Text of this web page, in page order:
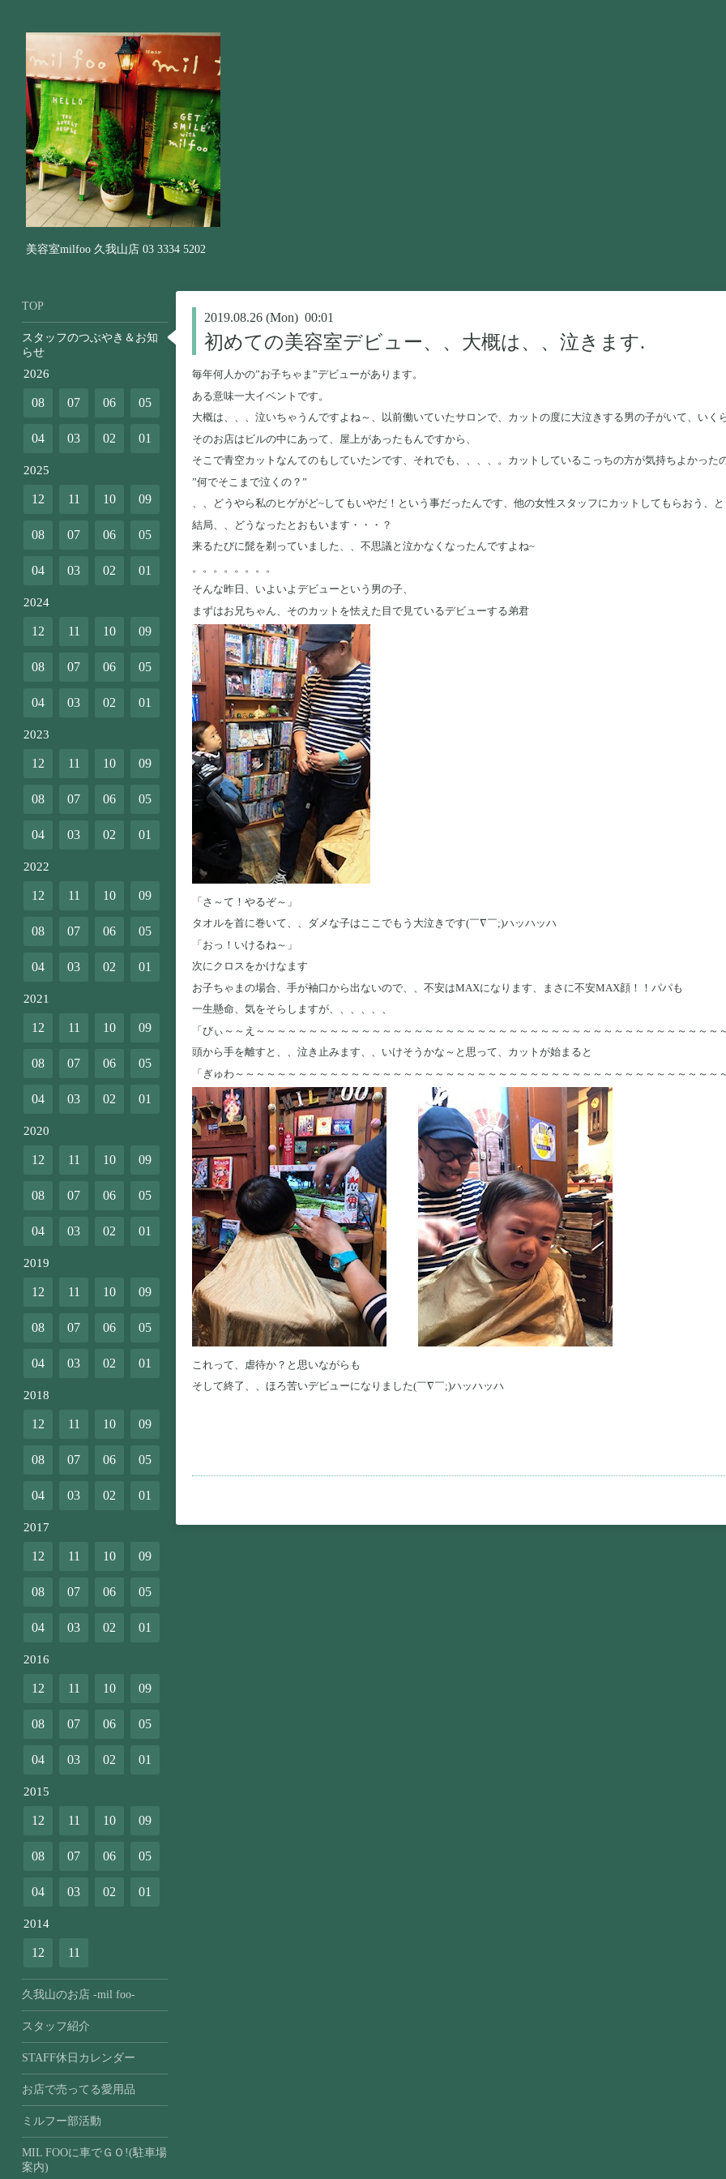
美容室milfoo 久我山店 03 3334 5202
2019.08.26 (Mon) 00:01
初めての美容室デビュー、、大概は、、泣きます.
毎年何人かの”お子ちゃま”デビューがあります。
ある意味一大イベントです。
大概は、、、泣いちゃうんですよね～、以前働いていたサロンで、カットの度に大泣きする男の子がいて、いく
そのお店はビルの中にあって、屋上があったもんですから、
そこで青空カットなんてのもしていたンです、それでも、、、、。カットしているこっちの方が気持ちよかった
”何でそこまで泣くの？”
、、どうやら私のヒゲがど~してもいやだ！という事だったんです、他の女性スタッフにカットしてもらおう、
結局、、どうなったとおもいます・・・？
来るたびに髭を剃っていました、、不思議と泣かなくなったんですよね~
。。。。。。。。
そんな昨日、いよいよデビューという男の子、
まずはお兄ちゃん、そのカットを怯えた目で見ているデビューする弟君
「さ～て！やるぞ～」
タオルを首に巻いて、、ダメな子はここでもう大泣きです(￣∇￣;)ハッハッハ
「おっ！いけるね～」
次にクロスをかけなます
お子ちゃまの場合、手が袖口から出ないので、、不安はMAXになります、まさに不安MAX顔！！パパも
一生懸命、気をそらしますが、、、、、、
「びぃ～～え～～～～～～～～～～～～～～～～～～～～～～～～～～～～～～～～～～～～～～～～～～～～
頭から手を離すと、、泣き止みます、、いけそうかな～と思って、カットが始まると
「ぎゅわ～～～～～～～～～～～～～～～～～～～～～～～～～～～～～～～～～～～～～～～～～～～～～～
これって、虐待か？と思いながらも
そして終了、、ほろ苦いデビューになりました(￣∇￣;)ハッハッハ
TOP
スタッフのつぶやき＆お知
らせ
2026
08 07 06 05
04 03 02 01
2025
12 11 10 09
08 07 06 05
04 03 02 01
2024
12 11 10 09
08 07 06 05
04 03 02 01
2023
12 11 10 09
08 07 06 05
04 03 02 01
2022
12 11 10 09
08 07 06 05
04 03 02 01
2021
12 11 10 09
08 07 06 05
04 03 02 01
2020
12 11 10 09
08 07 06 05
04 03 02 01
2019
12 11 10 09
08 07 06 05
04 03 02 01
2018
12 11 10 09
08 07 06 05
04 03 02 01
2017
12 11 10 09
08 07 06 05
04 03 02 01
2016
12 11 10 09
08 07 06 05
04 03 02 01
2015
12 11 10 09
08 07 06 05
04 03 02 01
2014
12 11
久我山のお店 -mil foo-
スタッフ紹介
STAFF休日カレンダー
お店で売ってる愛用品
ミルフー部活動
MIL FOOに車でＧＯ!(駐車場
案内)